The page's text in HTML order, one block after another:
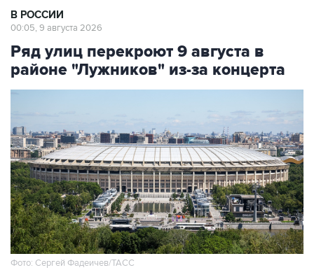
Ряд улиц перекроют 9 августа в
районе "Лужников" из-за концерта
Фото: Сергей Фадеичев/ТАСС
Москва. 9 августа. INTERFAX.RU - Движение в